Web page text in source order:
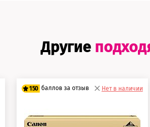
Другие
150 баллов за отзыв
125 баллов
Нет в наличии